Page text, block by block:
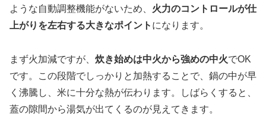
ような自動調整機能がないため、 火力のコントロールが仕
上がりを左右する大きなポイント になります。
まず火加減ですが、 炊き始めは中火から強めの中火でOK
です。この段階でしっかりと加熱することで、鍋の中が早
く沸騰し、米に十分な熱が伝わります。しばらくすると、
蓋の隙間から湯気が出てくるのが見えてきます。